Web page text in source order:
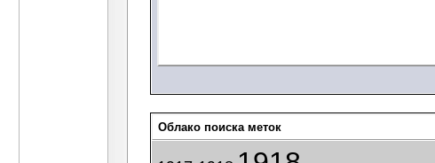
Облако поиска меток